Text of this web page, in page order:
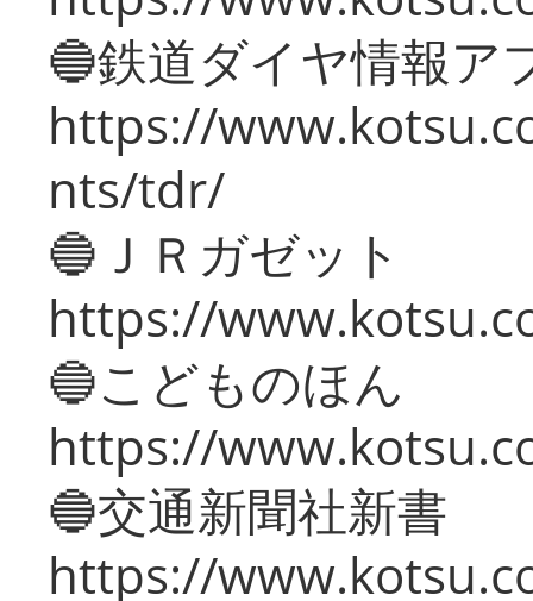
🔵鉄道ダイヤ情報ア
https://
nts/tdr/
🔵ＪＲガゼット
https://
🔵こどものほん
https://
🔵交通新聞社新書
https://